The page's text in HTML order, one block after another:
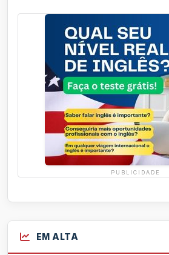
PUBLICIDADE
EM ALTA